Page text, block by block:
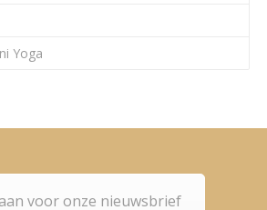
Yoga
voor onze nieuwsbrief